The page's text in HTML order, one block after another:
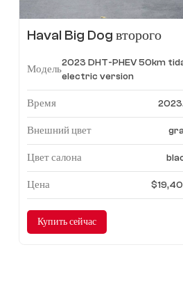
Haval Big Dog второго
2023 DHT-PHEV, 50-
электрическая версия с
приливом
Модель
2023 DHT-PHEV 50km
electric version
Время
Внешний цвет
Цвет салона
Цена
Купить сейчас